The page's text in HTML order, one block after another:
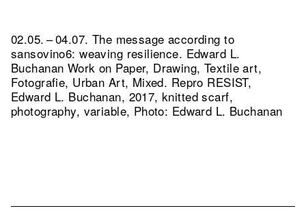
02.05. – 04.07. The message according to
sansovino6: weaving resilience. Edward L.
Buchanan Work on Paper, Drawing, Textile art,
Fotografie, Urban Art, Mixed. Repro RESIST,
Edward L. Buchanan, 2017, knitted scarf,
photography, variable, Photo: Edward L. Buchanan